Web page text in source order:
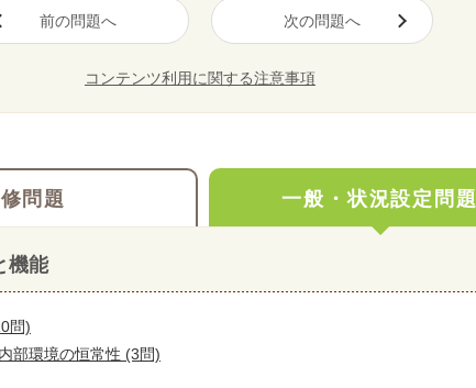
前の問題へ 次の問題へ
コンテンツ利用に関する注意事項
問題 一般・状況設定問題
機能
問)
部環境の恒常性 (3問)